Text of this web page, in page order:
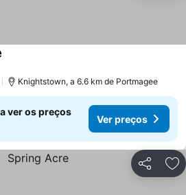
Knightstown, a 6.6 km de Portmagee
ver os preços
Ver preços
Partilhar